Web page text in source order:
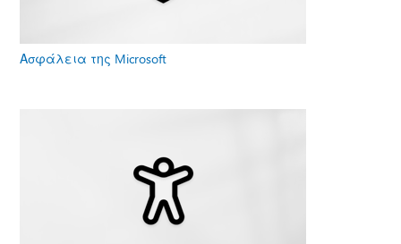
Ασφάλεια της Microsoft